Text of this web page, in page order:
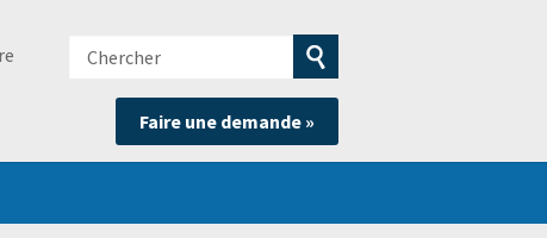
Chercher
Soumettre
la
recherche
Faire une demande »